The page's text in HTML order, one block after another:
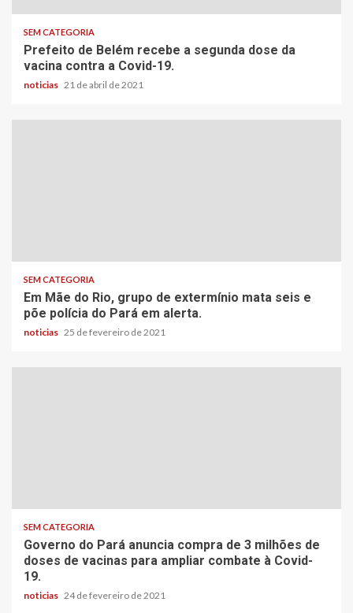
SEM CATEGORIA
Prefeito de Belém recebe a segunda dose da
vacina contra a Covid-19.
noticias 21 de abril de 2021
SEM CATEGORIA
Em Mãe do Rio, grupo de extermínio mata seis e
põe polícia do Pará em alerta.
noticias 25 de fevereiro de 2021
SEM CATEGORIA
Governo do Pará anuncia compra de 3 milhões de
doses de vacinas para ampliar combate à Covid-
19.
noticias 24 de fevereiro de 2021